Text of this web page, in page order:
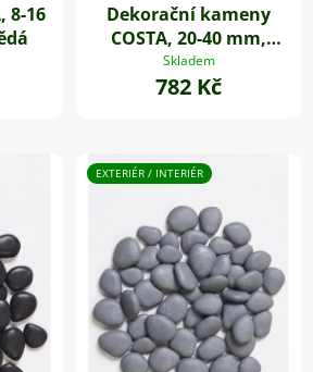
8-16
Dekorační kameny
COSTA, 20-40 mm,
plast, bílá
Skladem
782 Kč
EXTERIÉR / INTERIÉR